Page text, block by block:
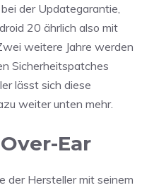
der Updategarantie,
20 ährlich also mit
weitere Jahre werden
Sicherheitspatches
lässt sich diese
weiter unten mehr.
Ear
der Hersteller mit seinem